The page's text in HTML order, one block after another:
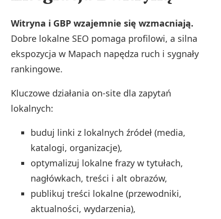
Witryna i GBP wzajemnie się wzmacniają.
Dobre lokalne SEO pomaga profilowi, a silna
ekspozycja w Mapach napędza ruch i sygnały
rankingowe.
Kluczowe działania on-site dla zapytań
lokalnych:
buduj linki z lokalnych źródeł (media,
katalogi, organizacje),
optymalizuj lokalne frazy w tytułach,
nagłówkach, treści i alt obrazów,
publikuj treści lokalne (przewodniki,
aktualności, wydarzenia),